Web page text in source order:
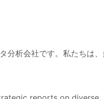
分析会社です。私たちは